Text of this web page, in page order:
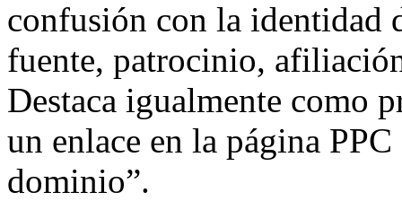
confusión con la identidad
fuente, patrocinio,
Destaca igualmente como
un enlace en la página
dominio”.